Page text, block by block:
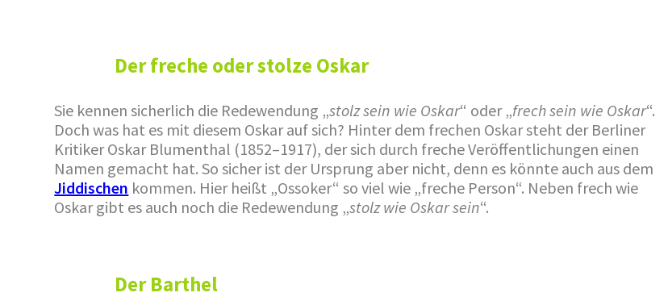
Der freche oder stolze Oskar
Sie kennen sicherlich die Redewendung „stolz sein wie Oskar“ oder „frech sein wie Oskar“.
Doch was hat es mit diesem Oskar auf sich? Hinter dem frechen Oskar steht der Berliner
Kritiker Oskar Blumenthal (1852–1917), der sich durch freche Veröffentlichungen einen
Namen gemacht hat. So sicher ist der Ursprung aber nicht, denn es könnte auch aus dem
Jiddischen kommen. Hier heißt „Ossoker“ so viel wie „freche Person“. Neben frech wie
Oskar gibt es auch noch die Redewendung „stolz wie Oskar sein“.
Der Barthel